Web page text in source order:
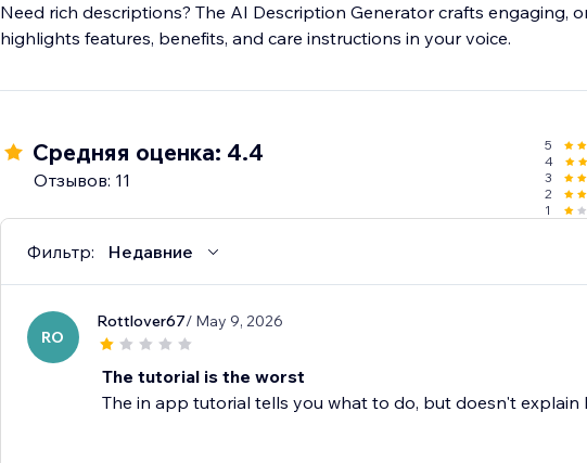
Need rich descriptions? The AI Description Generator crafts engaging,
highlights features, benefits, and care instructions in your voice.
Средняя оценка: 4.4
Отзывов: 11
5
4
3
2
1
Фильтр: Недавние
RO
Rottlover67/ May 9, 2026
The tutorial is the worst
The in app tutorial tells you what to do, but doesn't